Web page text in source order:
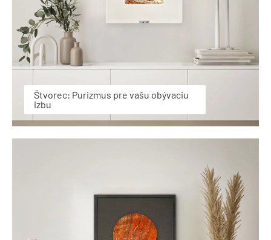
Štvorec: Purizmus pre vašu obývaciu
izbu